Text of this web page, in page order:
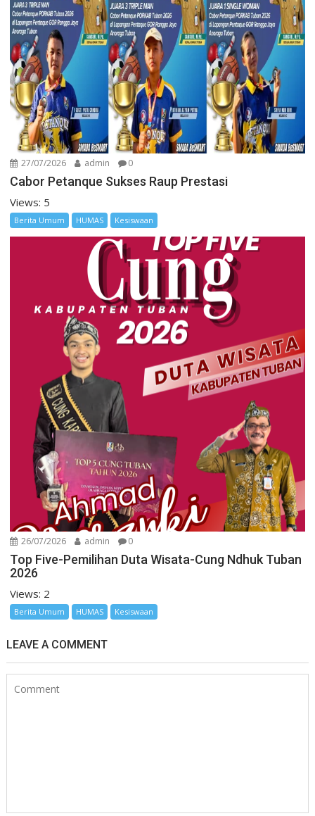
27/07/2026 admin 0
Cabor Petanque Sukses Raup Prestasi
Views: 5
Berita Umum HUMAS Kesiswaan
26/07/2026 admin 0
Top Five-Pemilihan Duta Wisata-Cung Ndhuk Tuban
2026
Views: 2
Berita Umum HUMAS Kesiswaan
LEAVE A COMMENT